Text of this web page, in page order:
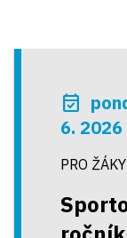
event_available
6. 2026
PRO